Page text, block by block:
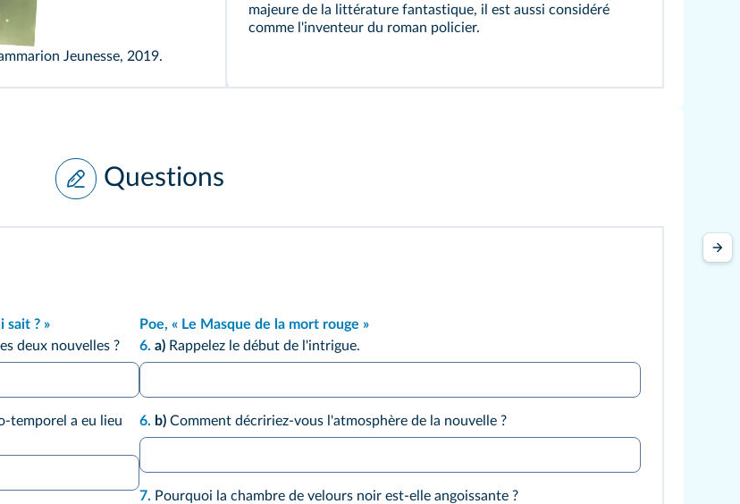
Jeunesse, 2019.
majeure de la littérature fantastique, il est aussi considéré
comme l'inventeur du roman policier.
Questions
sait ? »
deux nouvelles ?
temporel a eu lieu
Poe, « Le Masque de la mort rouge »
6. a) Rappelez le début de l'intrigue.
6. b) Comment décririez-vous l'atmosphère de la nouvelle ?
7. Pourquoi la chambre de velours noir est-elle angoissante ?